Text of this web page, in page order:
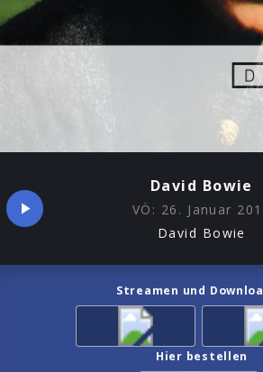
David Bowie
VÖ: 26. Januar
David Bowie
Streamen und
Hier bestellen